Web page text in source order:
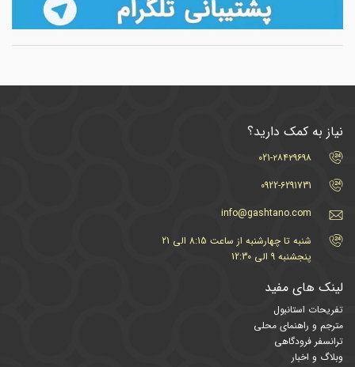
نیاز به کمک دارید؟
021-۲۸۴۲۹۶۹۸
0922-6291731
info@gashtano.com
شنبه تا چهارشنبه از ساعت 8:15 الی 21
پنجشنبه 9 الی 12:30
لینک های مفید
تفریحات استانبول
مترجم و راهنمای محلی
ترانسفر فرودگاهی
وبلاگ و اخبار